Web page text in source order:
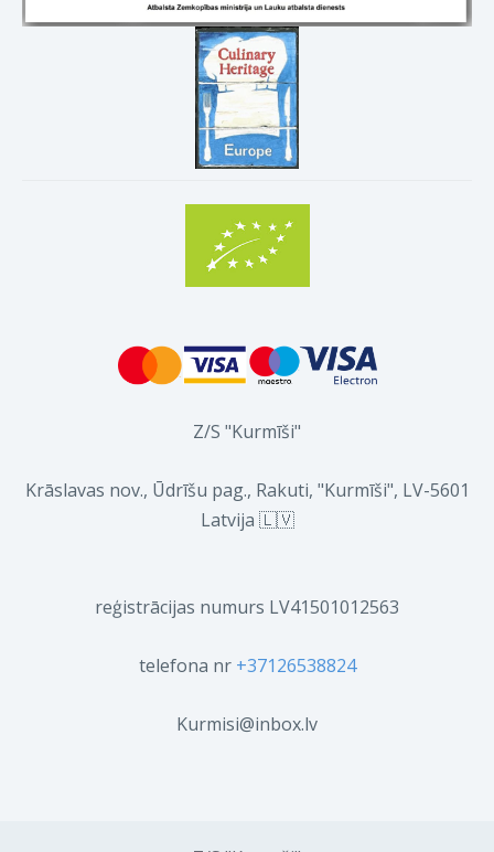
Z/S "Kurmīši"
Krāslavas nov., Ūdrīšu pag., Rakuti, "Kurmīši", LV-5601
Latvija 🇱🇻
reģistrācijas numurs LV41501012563
telefona nr +37126538824
Kurmisi@inbox.lv